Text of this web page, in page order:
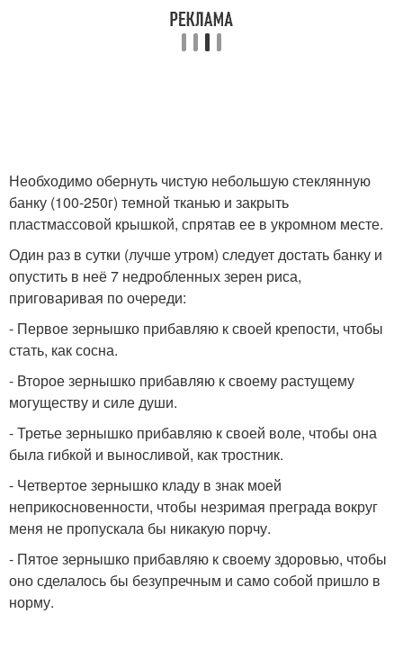
Необходимо обернуть чистую небольшую стеклянную
банку (100-250г) темной тканью и закрыть
пластмассовой крышкой, спрятав ее в укромном месте.
Один раз в сутки (лучше утром) следует достать банку и
опустить в неё 7 недробленных зерен риса,
приговаривая по очереди:
- Первое зернышко прибавляю к своей крепости, чтобы
стать, как сосна.
- Второе зернышко прибавляю к своему растущему
могуществу и силе души.
- Третье зернышко прибавляю к своей воле, чтобы она
была гибкой и выносливой, как тростник.
- Четвертое зернышко кладу в знак моей
неприкосновенности, чтобы незримая преграда вокруг
меня не пропускала бы никакую порчу.
- Пятое зернышко прибавляю к своему здоровью, чтобы
оно сделалось бы безупречным и само собой пришло в
норму.